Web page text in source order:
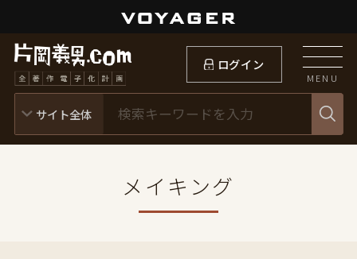
ログイン
MENU
メイキング